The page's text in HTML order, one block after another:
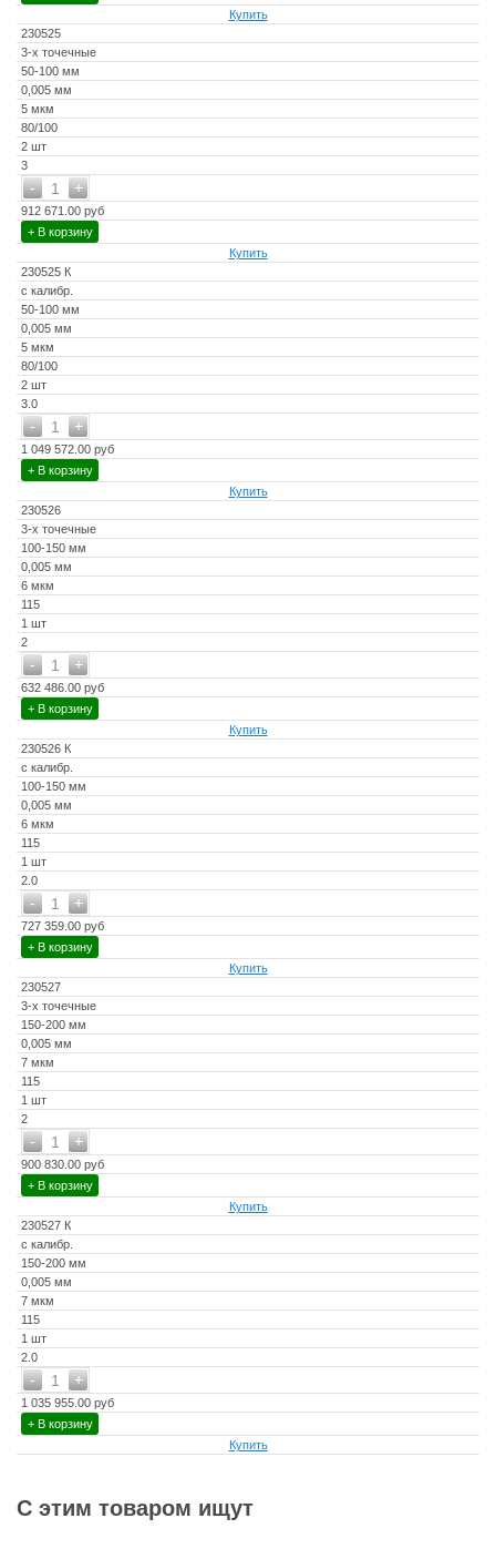
Купить
230525
3-х точечные
50-100 мм
0,005 мм
5 мкм
80/100
2 шт
3
+
- 1
912 671.00 руб
+ В корзину
Купить
230525 К
с калибр.
50-100 мм
0,005 мм
5 мкм
80/100
2 шт
3.0
+
- 1
1 049 572.00 руб
+ В корзину
Купить
230526
3-х точечные
100-150 мм
0,005 мм
6 мкм
115
1 шт
2
+
- 1
632 486.00 руб
+ В корзину
Купить
230526 К
с калибр.
100-150 мм
0,005 мм
6 мкм
115
1 шт
2.0
+
- 1
727 359.00 руб
+ В корзину
Купить
230527
3-х точечные
150-200 мм
0,005 мм
7 мкм
115
1 шт
2
+
- 1
900 830.00 руб
+ В корзину
Купить
230527 К
с калибр.
150-200 мм
0,005 мм
7 мкм
115
1 шт
2.0
+
- 1
1 035 955.00 руб
+ В корзину
Купить
С этим товаром ищут